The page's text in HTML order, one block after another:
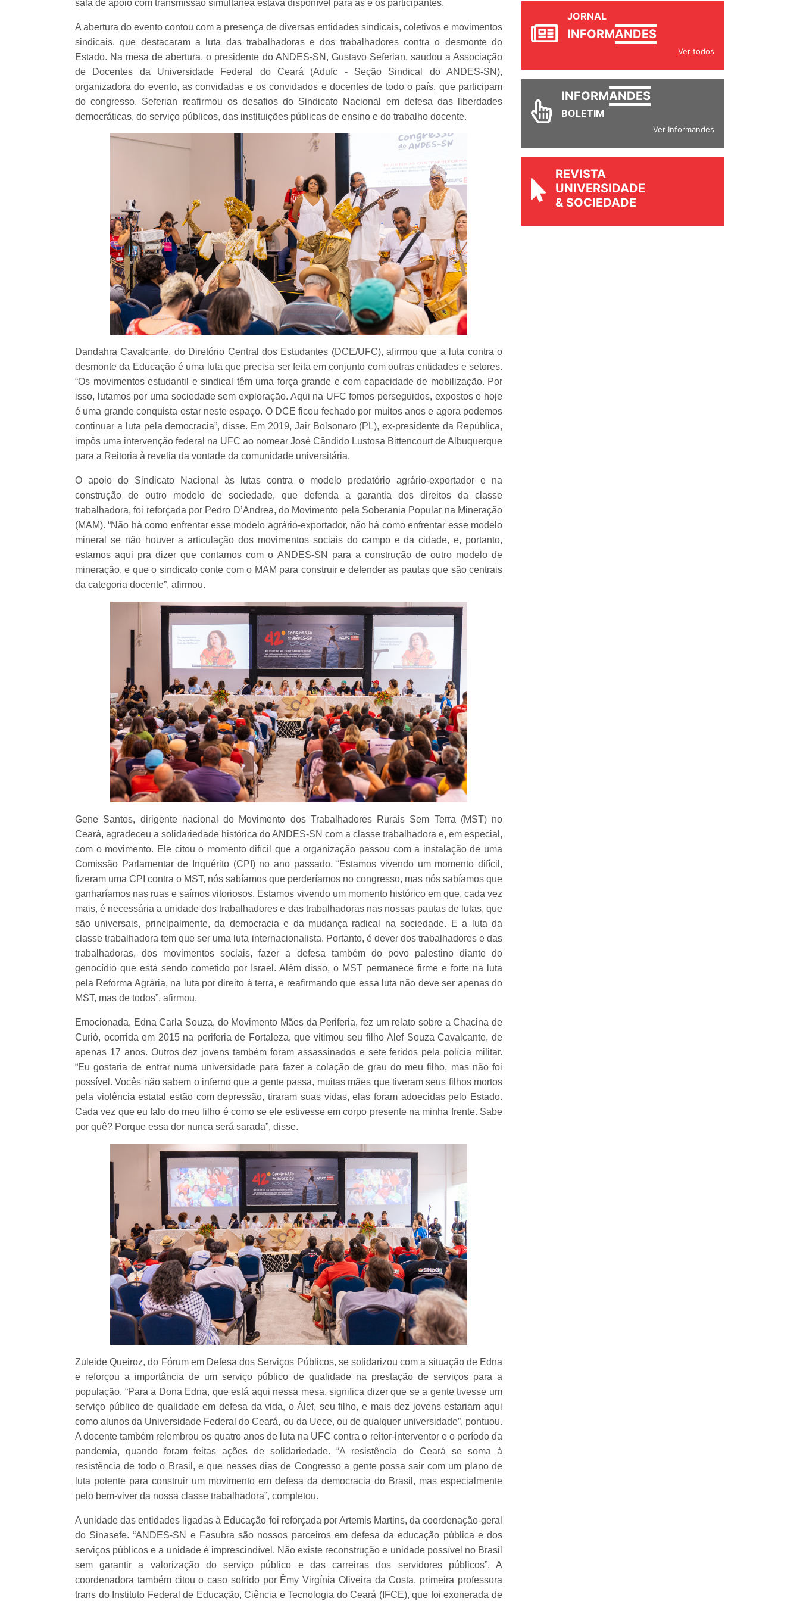
sala de apoio com transmissão simultânea estava disponível para as e os participantes.
A abertura do evento contou com a presença de diversas entidades sindicais, coletivos e movimentos
sindicais, que destacaram a luta das trabalhadoras e dos trabalhadores contra o desmonte do
Estado. Na mesa de abertura, o presidente do ANDES-SN, Gustavo Seferian, saudou a Associação
de Docentes da Universidade Federal do Ceará (Adufc - Seção Sindical do ANDES-SN),
organizadora do evento, as convidadas e os convidados e docentes de todo o país, que participam
do congresso. Seferian reafirmou os desafios do Sindicato Nacional em defesa das liberdades
democráticas, do serviço públicos, das instituições públicas de ensino e do trabalho docente.
Dandahra Cavalcante, do Diretório Central dos Estudantes (DCE/UFC), afirmou que a luta contra o
desmonte da Educação é uma luta que precisa ser feita em conjunto com outras entidades e setores.
“Os movimentos estudantil e sindical têm uma força grande e com capacidade de mobilização. Por
isso, lutamos por uma sociedade sem exploração. Aqui na UFC fomos perseguidos, expostos e hoje
é uma grande conquista estar neste espaço. O DCE ficou fechado por muitos anos e agora podemos
continuar a luta pela democracia”, disse. Em 2019, Jair Bolsonaro (PL), ex-presidente da República,
impôs uma intervenção federal na UFC ao nomear José Cândido Lustosa Bittencourt de Albuquerque
para a Reitoria à revelia da vontade da comunidade universitária.
O apoio do Sindicato Nacional às lutas contra o modelo predatório agrário-exportador e na
construção de outro modelo de sociedade, que defenda a garantia dos direitos da classe
trabalhadora, foi reforçada por Pedro D’Andrea, do Movimento pela Soberania Popular na Mineração
(MAM). “Não há como enfrentar esse modelo agrário-exportador, não há como enfrentar esse modelo
mineral se não houver a articulação dos movimentos sociais do campo e da cidade, e, portanto,
estamos aqui pra dizer que contamos com o ANDES-SN para a construção de outro modelo de
mineração, e que o sindicato conte com o MAM para construir e defender as pautas que são centrais
da categoria docente”, afirmou.
Gene Santos, dirigente nacional do Movimento dos Trabalhadores Rurais Sem Terra (MST) no
Ceará, agradeceu a solidariedade histórica do ANDES-SN com a classe trabalhadora e, em especial,
com o movimento. Ele citou o momento difícil que a organização passou com a instalação de uma
Comissão Parlamentar de Inquérito (CPI) no ano passado. “Estamos vivendo um momento difícil,
fizeram uma CPI contra o MST, nós sabíamos que perderíamos no congresso, mas nós sabíamos que
ganharíamos nas ruas e saímos vitoriosos. Estamos vivendo um momento histórico em que, cada vez
mais, é necessária a unidade dos trabalhadores e das trabalhadoras nas nossas pautas de lutas, que
são universais, principalmente, da democracia e da mudança radical na sociedade. E a luta da
classe trabalhadora tem que ser uma luta internacionalista. Portanto, é dever dos trabalhadores e das
trabalhadoras, dos movimentos sociais, fazer a defesa também do povo palestino diante do
genocídio que está sendo cometido por Israel. Além disso, o MST permanece firme e forte na luta
pela Reforma Agrária, na luta por direito à terra, e reafirmando que essa luta não deve ser apenas do
MST, mas de todos”, afirmou.
Emocionada, Edna Carla Souza, do Movimento Mães da Periferia, fez um relato sobre a Chacina de
Curió, ocorrida em 2015 na periferia de Fortaleza, que vitimou seu filho Álef Souza Cavalcante, de
apenas 17 anos. Outros dez jovens também foram assassinados e sete feridos pela polícia militar.
“Eu gostaria de entrar numa universidade para fazer a colação de grau do meu filho, mas não foi
possível. Vocês não sabem o inferno que a gente passa, muitas mães que tiveram seus filhos mortos
pela violência estatal estão com depressão, tiraram suas vidas, elas foram adoecidas pelo Estado.
Cada vez que eu falo do meu filho é como se ele estivesse em corpo presente na minha frente. Sabe
por quê? Porque essa dor nunca será sarada”, disse.
Zuleide Queiroz, do Fórum em Defesa dos Serviços Públicos, se solidarizou com a situação de Edna
e reforçou a importância de um serviço público de qualidade na prestação de serviços para a
população. “Para a Dona Edna, que está aqui nessa mesa, significa dizer que se a gente tivesse um
serviço público de qualidade em defesa da vida, o Álef, seu filho, e mais dez jovens estariam aqui
como alunos da Universidade Federal do Ceará, ou da Uece, ou de qualquer universidade”, pontuou.
A docente também relembrou os quatro anos de luta na UFC contra o reitor-interventor e o período da
pandemia, quando foram feitas ações de solidariedade. “A resistência do Ceará se soma à
resistência de todo o Brasil, e que nesses dias de Congresso a gente possa sair com um plano de
luta potente para construir um movimento em defesa da democracia do Brasil, mas especialmente
pelo bem-viver da nossa classe trabalhadora”, completou.
A unidade das entidades ligadas à Educação foi reforçada por Artemis Martins, da coordenação-geral
do Sinasefe. “ANDES-SN e Fasubra são nossos parceiros em defesa da educação pública e dos
serviços públicos e a unidade é imprescindível. Não existe reconstrução e unidade possível no Brasil
sem garantir a valorização do serviço público e das carreiras dos servidores públicos”. A
coordenadora também citou o caso sofrido por Êmy Virgínia Oliveira da Costa, primeira professora
trans do Instituto Federal de Educação, Ciência e Tecnologia do Ceará (IFCE), que foi exonerada de
JORNAL
Ver todos
INFORM
Ver Informandes
REVISTA
UNIVERSIDADE